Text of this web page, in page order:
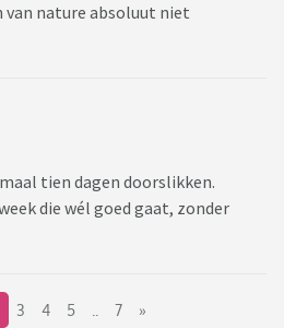
van nature absoluut niet
tien dagen doorslikken.
die wél goed gaat, zonder
3 4 5 7 »